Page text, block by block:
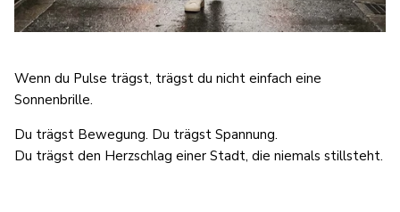
Wenn du Pulse trägst, trägst du nicht einfach eine
Sonnenbrille.
Du trägst Bewegung. Du trägst Spannung.
Du trägst den Herzschlag einer Stadt, die niemals stillsteht.